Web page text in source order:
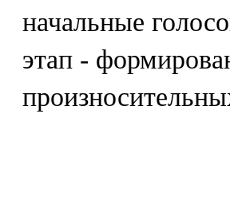
начальные
этап -